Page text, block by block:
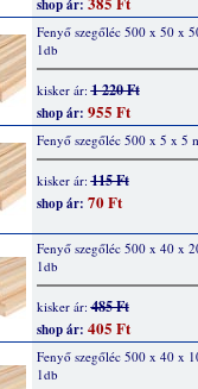
shop ár:
Fenyő szegőléc 500 x 50 x
1db
kisker ár:1 220 Ft
shop ár: 955 Ft
Fenyő szegőléc 500 x 5 x 5
kisker ár:115 Ft
shop ár: 70 Ft
Fenyő szegőléc 500 x 40 x
1db
kisker ár:485 Ft
shop ár: 405 Ft
Fenyő szegőléc 500 x 40 x
1db